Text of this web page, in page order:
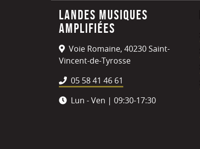
Landes Musiques
Amplifiées
Voie Romaine, 40230 Saint-
Vincent-de-Tyrosse
05 58 41 46 61
Lun - Ven | 09:30-17:30